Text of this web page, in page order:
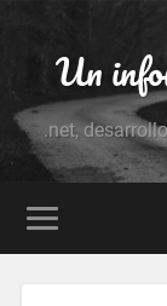
Un
.net,